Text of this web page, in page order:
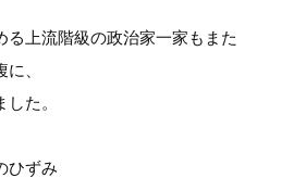
る上流階級の政治家一家もまた
、
た。
ひずみ